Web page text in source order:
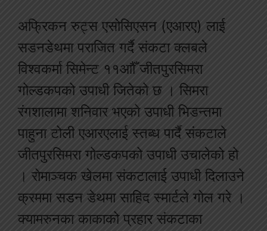
अफ्रिकन रुट्स एसोसिएसन (एआरए) लाई
सडनडेथमा पराजित गर्दै संकटा क्लबले
विश्वकर्मा सिमेन्ट ११आौँ जीतपुरसिमरा
गोल्डकपको उपाधी जितेको छ । सिमरा
रंगशालामा शनिवार भएको उपाधी भिडन्तमा
पाहुना टोली एआरएलाई स्तब्ध पार्दै संकटाले
जीतपुरसिमरा गोल्डकपको उपाधी उचालेको हो
। रोमाञ्चक खेलमा संकटालाई उपाधी दिलाउने
क्रममा सडन डेथमा साहिद स्मार्टले गोल गरे ।
क्यामरुनका काकाको प्रहार संकटाका